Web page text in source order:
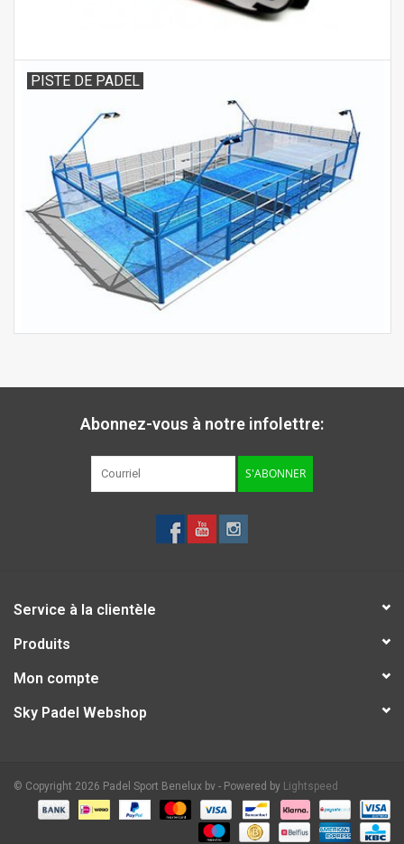
PISTE DE PADEL
Abonnez-vous à notre infolettre:
S'ABONNER
Service à la clientèle
Produits
Mon compte
Sky Padel Webshop
© Copyright 2026 Padel Sport Benelux bv - Powered by Lightspeed